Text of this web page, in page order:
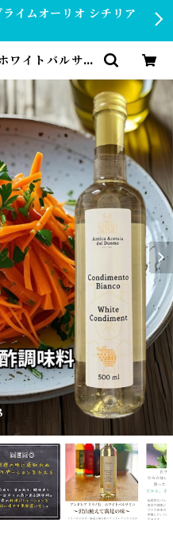
ライムオーリオ シチリア
ワイトバルサミ
ライムショッ